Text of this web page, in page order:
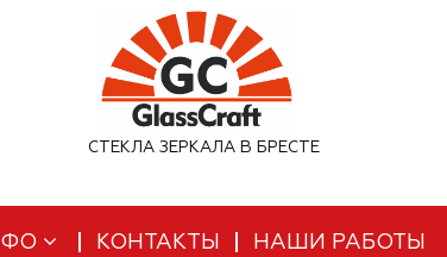
СТЕКЛА ЗЕРКАЛА В БРЕСТЕ
КОНТАКТЫ НАШИ РАБОТЫ